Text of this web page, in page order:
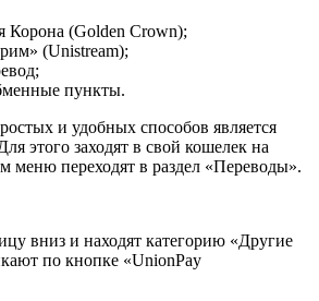
Корона (Golden Crown);
(Unistream);
пункты.
и удобных способов является
этого заходят в свой кошелек на
меню переходят в раздел «Переводы».
вниз и находят категорию «Другие
по кнопке «UnionPay